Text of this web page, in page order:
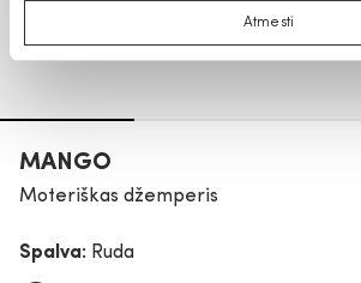
Atmesti
MANGO
Moteriškas džemperis
Spalva: Ruda